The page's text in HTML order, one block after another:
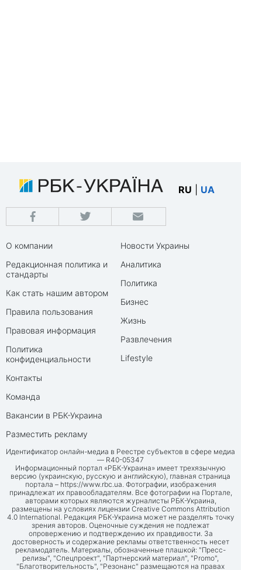
RU UA
О компании
Редакционная политика и
стандарты
Как стать нашим автором
Правила пользования
Правовая информация
Политика
конфиденциальности
Контакты
Команда
Вакансии в РБК-Украина
Разместить рекламу
Новости Украины
Аналитика
Политика
Бизнес
Жизнь
Развлечения
Lifestyle
Идентификатор онлайн-медиа в Реестре субъектов в сфере медиа
— R40-05347
Информационный портал «РБК-Украина» имеет трехязычную
версию (украинскую, русскую и английскую), главная страница
портала – https://www.rbc.ua . Фотографии, изображения
принадлежат их правообладателям. Все фотографии на Портале,
авторами которых являются журналисты РБК-Украина,
размещены на условиях лицензии Creative Commons Attribution
4.0 International. Редакция РБК-Украина может не разделять точку
зрения авторов. Оценочные суждения не подлежат
опровержению и подтверждению их правдивости. За
достоверность и содержание рекламы ответственность несет
рекламодатель. Материалы, обозначенные плашкой: "Пресс-
релизы", "Спецпроект", "Партнерский материал", "Promo",
"Благотворительность", "Резонанс" размещаются на правах